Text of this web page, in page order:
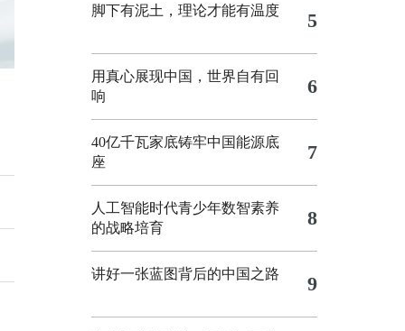
脚下有泥土，理论才能有温度 5
用真心展现中国，世界自有回
响
6
40亿千瓦家底铸牢中国能源底
座
7
人工智能时代青少年数智素养
的战略培育
8
讲好一张蓝图背后的中国之路 9